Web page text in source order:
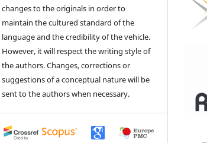
changes to the originals in order to
maintain the cultured standard of the
language and the credibility of the vehicle.
However, it will respect the writing style of
the authors. Changes, corrections or
suggestions of a conceptual nature will be
sent to the authors when necessary.